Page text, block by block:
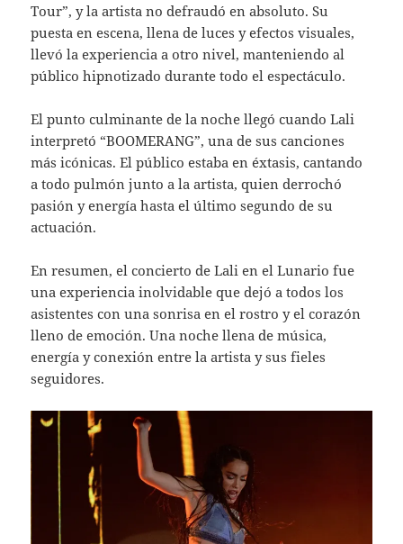
Tour”, y la artista no defraudó en absoluto. Su
puesta en escena, llena de luces y efectos visuales,
llevó la experiencia a otro nivel, manteniendo al
público hipnotizado durante todo el espectáculo.
El punto culminante de la noche llegó cuando Lali
interpretó “BOOMERANG”, una de sus canciones
más icónicas. El público estaba en éxtasis, cantando
a todo pulmón junto a la artista, quien derrochó
pasión y energía hasta el último segundo de su
actuación.
En resumen, el concierto de Lali en el Lunario fue
una experiencia inolvidable que dejó a todos los
asistentes con una sonrisa en el rostro y el corazón
lleno de emoción. Una noche llena de música,
energía y conexión entre la artista y sus fieles
seguidores.